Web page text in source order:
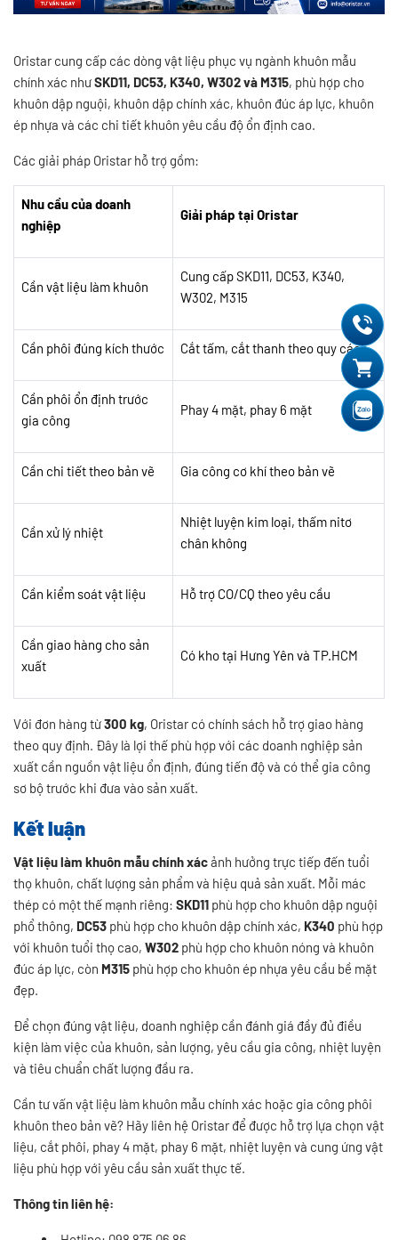
Oristar cung cấp các dòng vật liệu phục vụ ngành khuôn mẫu
chính xác nhưSKD11, DC53, K340, W302 và M315, phù hợp cho
khuôn dập nguội, khuôn dập chính xác, khuôn đúc áp lực, khuôn
ép nhựa và các chi tiết khuôn yêu cầu độ ổn định cao.
Các giải pháp Oristar hỗ trợ gồm:
Nhu cầu của doanh
nghiệp
Giải pháp tại Oristar
Cần vật liệu làm khuôn
Cung cấp SKD11, DC53, K340,
W302, M315
Cần phôi đúng kích thước Cắt tấm, cắt thanh theo quy cách
Cần phôi ổn định trước
gia công
Phay 4 mặt, phay 6 mặt
Cần chi tiết theo bản vẽ Gia công cơ khí theo bản vẽ
Cần xử lý nhiệt
Nhiệt luyện kim loại, thấm nitơ
chân không
Cần kiểm soát vật liệu Hỗ trợ CO/CQ theo yêu cầu
Cần giao hàng cho sản
xuất
Có kho tại Hưng Yên và TP.HCM
Với đơn hàng từ300 kg, Oristar có chính sách hỗ trợ giao hàng
theo quy định. Đây là lợi thế phù hợp với các doanh nghiệp sản
xuất cần nguồn vật liệu ổn định, đúng tiến độ và có thể gia công
sơ bộ trước khi đưa vào sản xuất.
Kết luận
Vật liệu làm khuôn mẫu chính xácảnh hưởng trực tiếp đến tuổi
thọ khuôn, chất lượng sản phẩm và hiệu quả sản xuất. Mỗi mác
thép có một thế mạnh riêng: SKD11 phù hợp cho khuôn dập nguội
phổ thông, DC53 phù hợp cho khuôn dập chính xác, K340 phù hợp
với khuôn tuổi thọ cao, W302 phù hợp cho khuôn nóng và khuôn
đúc áp lực, còn M315 phù hợp cho khuôn ép nhựa yêu cầu bề mặt
đẹp.
Để chọn đúng vật liệu, doanh nghiệp cần đánh giá đầy đủ điều
kiện làm việc của khuôn, sản lượng, yêu cầu gia công, nhiệt luyện
và tiêu chuẩn chất lượng đầu ra.
Cần tư vấn vật liệu làm khuôn mẫu chính xác hoặc gia công phôi
khuôn theo bản vẽ? Hãy liên hệ Oristar để được hỗ trợ lựa chọn vật
liệu, cắt phôi, phay 4 mặt, phay 6 mặt, nhiệt luyện và cung ứng vật
liệu phù hợp với yêu cầu sản xuất thực tế.
Thông tin liên hệ: